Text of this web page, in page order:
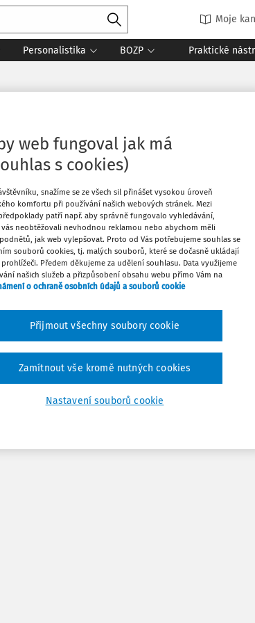
Moje
Personalistika BOZP Praktické
1
funkcí
funkcí Přestože se po přijetí nového
kruzích názor o nemožnosti souběhu funkcí,
Mgr. Daniel Vejsada Vydáno:20. 10. 2016
web fungoval jak má
s cookies)
snažíme se ze všech sil přinášet vysokou úroveň
komfortu při používání našich webových stránek. Mezi
patří např. aby správně fungovalo vyhledávání,
neobtěžovali nevhodnou reklamou nebo abychom měli
jak web vylepšovat. Proto od Vás potřebujeme souhlas se
souborů cookies, tj. malých souborů, které se dočasně ukládají
prohlížeči. Předem děkujeme za udělení souhlasu. Data využijeme
našich služeb a přizpůsobení obsahu webu přímo Vám na
o ochraně osobních údajů a souborů cookie
Nastavení souborů cookie
Zamítnout vše kromě nutných cookies
Přijmout všechny soubory cookie